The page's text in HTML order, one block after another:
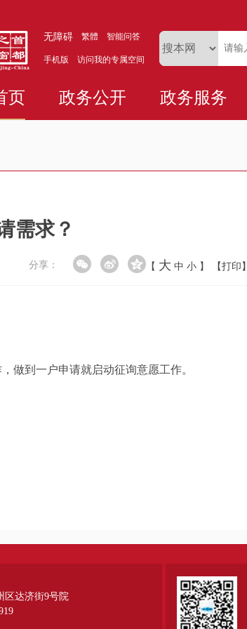
无障碍 繁體 智能问答
手机版 访问我的专属空间
页 政务公开 政务服务
需求？
分享： 【 大 中 小 】 【打印】
到一户申请就启动征询意愿工作。
区达济街9号院